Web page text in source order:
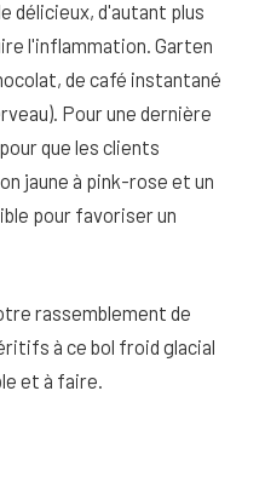
délicieux, d'autant plus
l'inflammation. Garten
de café instantané
Pour une dernière
que les clients
jaune à pink-rose et un
pour favoriser un
rassemblement de
à ce bol froid glacial
et à faire.